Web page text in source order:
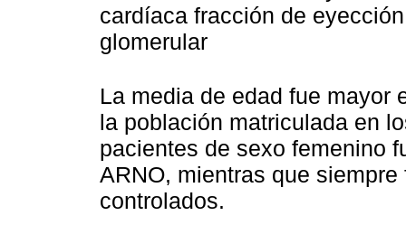
cardíaca fracción de
glomerular
La media de edad fue mayor
la población matriculada en
pacientes de sexo femenino
ARNO, mientras que
controlados.